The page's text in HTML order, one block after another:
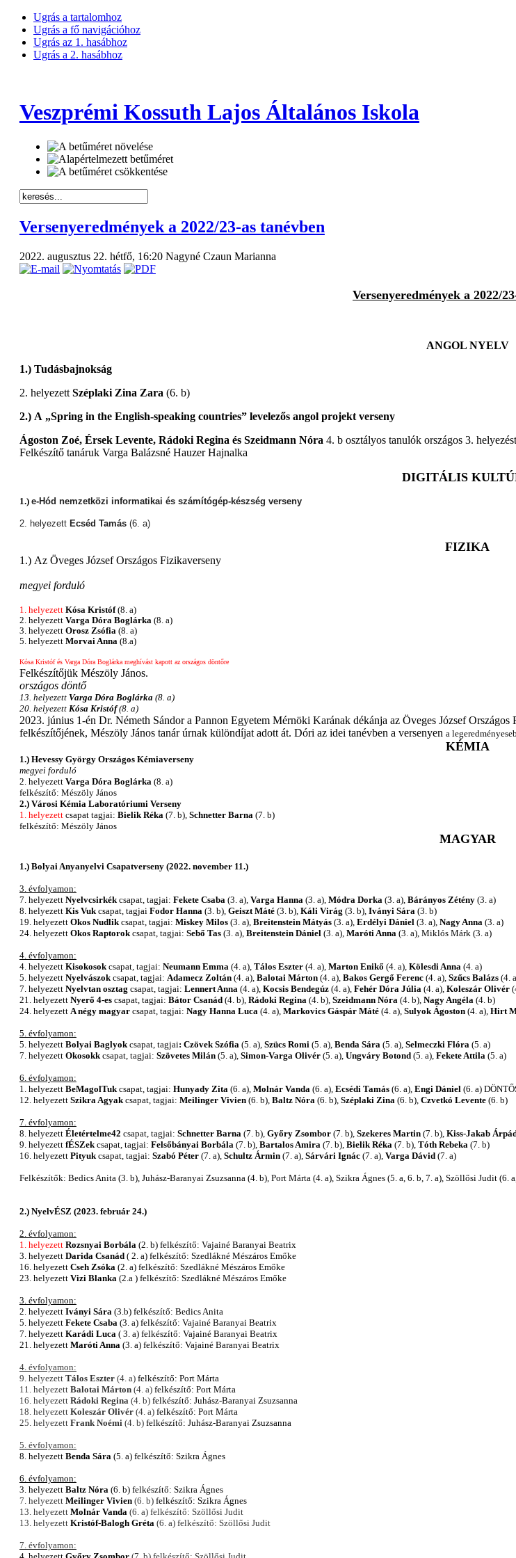
Ugrás a tartalomhoz
Ugrás a fő navigációhoz
Ugrás az 1. hasábhoz
Ugrás a 2. hasábhoz
Veszprémi Kossuth Lajos Általános Iskola
Versenyeredmények a 2022/23-as tanévben
2022. augusztus 22. hétfő, 16:20 Nagyné Czaun Marianna
Versenyeredmények a 2022/
ANGOL NYELV
1.) Tudásbajnokság
2. helyezett Széplaki Zina Zara (6. b)
2.) A „Spring in the English-speaking countries” levelezős angol projekt verseny
Ágoston Zoé, Érsek Levente, Rádoki Regina és Szeidmann Nóra 4. b osztályos tanulók országos 3.
Felkészítő tanáruk Varga Balázsné Hauzer Hajnalka
DIGITÁLIS
1.) e-Hód nemzetközi informatikai és számítógép-készség verseny
2. helyezett Ecséd Tamás(6. a)
FIZIKA
1.) Az Öveges József Országos Fizikaverseny
megyei forduló
1. helyezett Kósa Kristóf(8. a)
2. helyezett Varga Dóra Boglárka (8. a)
3. helyezett Orosz Zsófia (8. a)
5. helyezett Morvai Anna (8.a)
Kósa Kristóf és Varga Dóra Boglárka meghívást kapott az országos döntőre
Felkészítőjük Mészöly János.
országos döntő
13. helyezett Varga Dóra Boglárka (8. a)
20. helyezett Kósa Kristóf(8. a)
2023. június 1-én Dr. Németh Sándor a Pannon Egyetem Mérnöki Karának dékánja az Öveges József
felkészítőjének, Mészöly János tanár úrnak különdíjat adott át. Dóri az idei tanévben a versenyen a
KÉMIA
1.) Hevessy György Országos Kémiaverseny
megyei forduló
2. helyezett Varga Dóra Boglárka (8. a)
felkészítő: Mészöly János
2.) Városi Kémia Laboratóriumi Verseny
1. helyezettcsapat tagjai: Bielik Réka (7. b), Schnetter Barna (7. b)
felkészítő: Mészöly János
MAGYAR
1.) Bolyai Anyanyelvi Csapatverseny (2022. november 11.)
3. évfolyamon:
7. helyezett Nyelvcsirkékcsapat, tagjai: Fekete Csaba (3. a), Varga Hanna (3. a), Módra Dorka (3. a), Bárányos Zétény(3. a)
8. helyezett Kis Vukcsapat, tagjai Fodor Hanna (3. b), Geiszt Máté(3. b), Káli Virág (3. b), Iványi Sára (3. b)
19. helyezett Okos Nudlikcsapat, tagjai: Miskey Milos(3. a), Breitenstein Mátyás(3. a), Erdélyi Dániel (3. a), Nagy Anna (3. a)
24. helyezett Okos Raptorokcsapat, tagjai: Sebő Tas(3. a), Breitenstein Dániel (3. a), Maróti Anna (3. a), Miklós Márk (3. a)
4. évfolyamon:
4. helyezett Kisokosok csapat, tagjai: Neumann Emma (4. a), Tálos Eszter(4. a), Marton Enikő (4. a), Kölesdi Anna (4. a)
5. helyezett Nyelvászok csapat, tagjai: Adamecz Zoltán(4. a), Balotai Márton(4. a), Bakos Gergő Ferenc(4. a), Szűcs Balázs(4.
7. helyezett Nyelvtan osztag csapat, tagjai: Lennert Anna (4. a), Kocsis Bendegúz(4. a), Fehér Dóra Júlia (4. a), Koleszár Olivér
21. helyezett Nyerő 4-es csapat, tagjai: Bátor Csanád(4. b), Rádoki Regina (4. b), Szeidmann Nóra (4. b), Nagy Angéla (4. b)
24. helyezett A négy magyarcsapat, tagjai: Nagy Hanna Luca (4. a), Markovics Gáspár Máté(4. a), Sulyok Ágoston(4. a), Hirt
5. évfolyamon:
5. helyezett Bolyai Baglyokcsapat, tagjai: Czövek Szófia (5. a), Szücs Romi (5. a), Benda Sára (5. a), Selmeczki Flóra (5. a)
7. helyezett Okosokkcsapat, tagjai: Szövetes Milán(5. a), Simon-Varga Olivér(5. a), Ungváry Botond(5. a), Fekete Attila (5. a)
6. évfolyamon:
1. helyezett BeMagolTuk csapat, tagjai: Hunyady Zita (6. a), Molnár Vanda (6. a), Ecsédi Tamás(6. a), Engi Dániel (6. a)
12. helyezett Szikra Agyakcsapat, tagjai: Meilinger Vivien(6. b), Baltz Nóra (6. b), Széplaki Zina (6. b), Czvetkó Levente(6. b)
7. évfolyamon:
8. helyezett Életértelme42 csapat, tagjai: Schnetter Barna (7. b), Győry Zsombor(7. b), Szekeres Martin(7. b), Kiss-Jakab
9. helyezett fÉSZek csapat, tagjai: Felsőbányai Borbála (7. b), Bartalos Amira (7. b), Bielik Réka (7. b), Tóth Rebeka (7. b)
16. helyezett Pityukcsapat, tagjai: Szabó Péter(7. a), Schultz Ármin(7. a), Sárvári Ignác(7. a), Varga Dávid(7. a)
Felkészítők: Bedics Anita (3. b), Juhász-Baranyai Zsuzsanna (4. b), Port Márta (4. a), Szikra Ágnes (5. a, 6. b, 7. a), Szöllősi Judit (6.
2.) NyelvÉSZ (2023. február 24.)
2. évfolyamon:
1. helyezett Rozsnyai Borbála (2. b) felkészítő: Vajainé Baranyai Beatrix
3. helyezett Darida Csanád( 2. a) felkészítő: Szedlákné Mészáros Emőke
16. helyezett Cseh Zsóka (2. a) felkészítő: Szedlákné Mészáros Emőke
23. helyezett Vizi Blanka (2.a ) felkészítő: Szedlákné Mészáros Emőke
3 . évfolyamon:
2. helyezett Iványi Sára (3.b) felkészítő: Bedics Anita
5. helyezett Fekete Csaba (3. a) felkészítő: Vajainé Baranyai Beatrix
7. helyezett Karádi Luca ( 3. a) felkészítő: Vajainé Baranyai Beatrix
21. helyezett Maróti Anna (3. a) felkészítő: Vajainé Baranyai Beatrix
4. évfolyamon:
9. helyezett Tálos Eszter(4. a) felkészítő: Port Márta
11. helyezett Balotai Márton(4. a) felkészítő: Port Márta
16. helyezett Rádoki Regina (4. b) felkészítő: Juhász-Baranyai Zsuzsanna
18. helyezett Koleszár Olivér(4. a) felkészítő: Port Márta
25. helyezett Frank Noémi (4. b) felkészítő: Juhász-Baranyai Zsuzsanna
5. évfolyamon:
8. helyezett Benda Sára (5. a) felkészítő: Szikra Ágnes
6. évfolyamon:
3. helyezett Baltz Nóra (6. b) felkészítő: Szikra Ágnes
7. helyezett Meilinger Vivien(6. b) felkészítő: Szikra Ágnes
13. helyezett Molnár Vanda (6. a) felkészítő: Szöllősi Judit
13. helyezett Kristóf-Balogh Gréta (6. a) felkészítő: Szöllősi Judit
7. évfolyamon: